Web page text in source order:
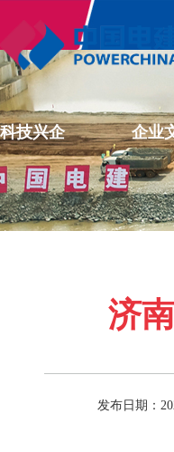
科技兴企 企业
济
发布日期：